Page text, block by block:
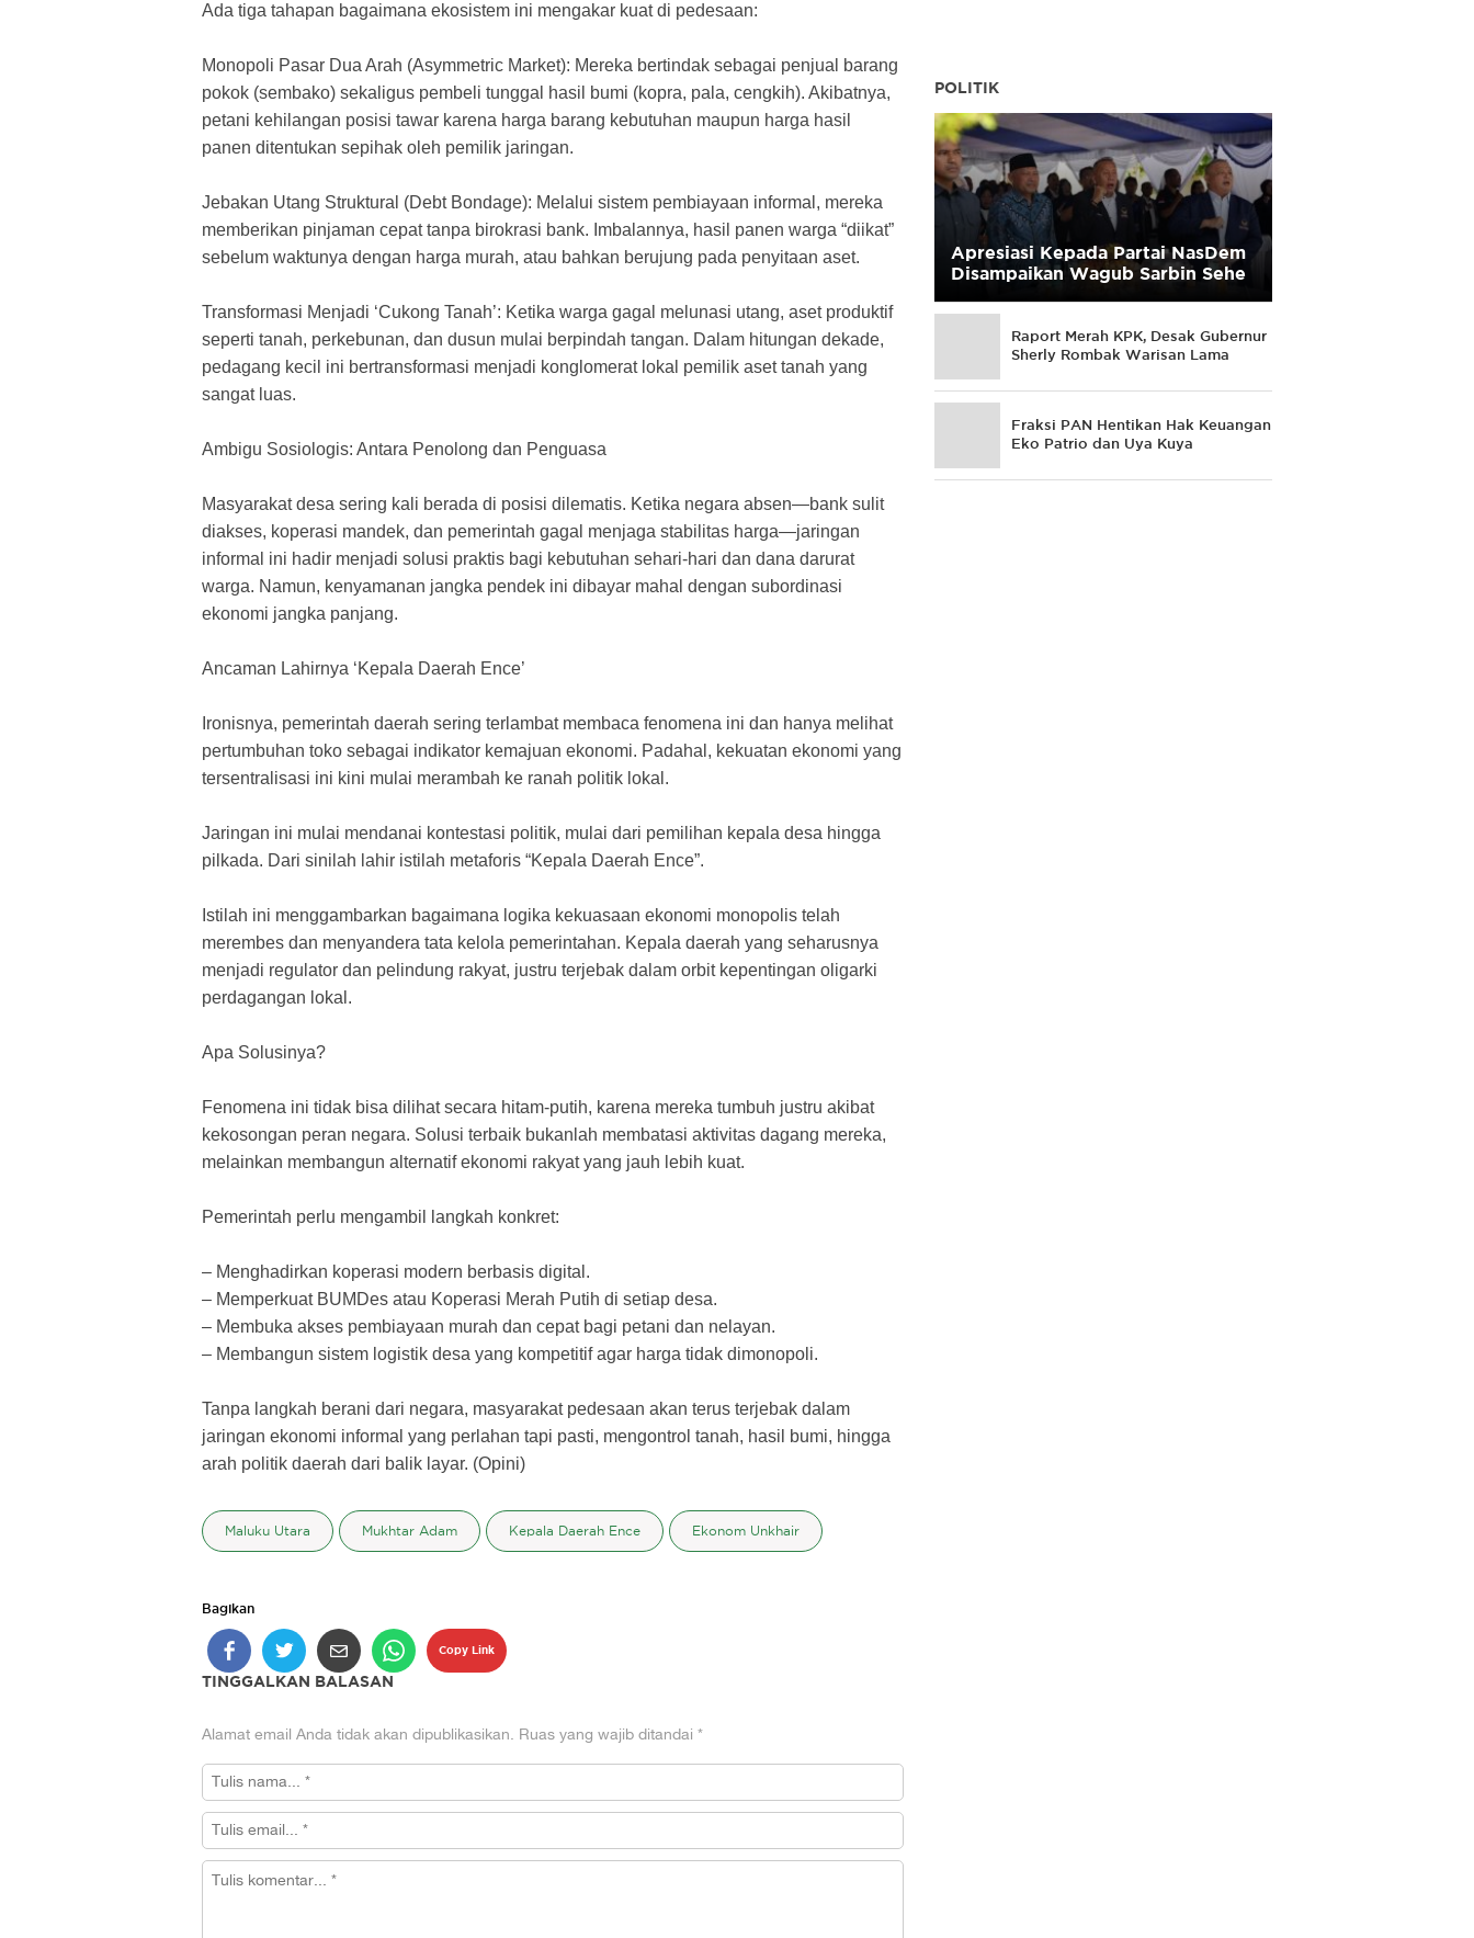
​Ada tiga tahapan bagaimana ekosistem ini mengakar kuat di pedesaan:
​Monopoli Pasar Dua Arah (Asymmetric Market): Mereka bertindak sebagai penjual barang
pokok (sembako) sekaligus pembeli tunggal hasil bumi (kopra, pala, cengkih). Akibatnya,
petani kehilangan posisi tawar karena harga barang kebutuhan maupun harga hasil
panen ditentukan sepihak oleh pemilik jaringan.
​Jebakan Utang Struktural (Debt Bondage): Melalui sistem pembiayaan informal, mereka
memberikan pinjaman cepat tanpa birokrasi bank. Imbalannya, hasil panen warga “diikat”
sebelum waktunya dengan harga murah, atau bahkan berujung pada penyitaan aset.
​Transformasi Menjadi ‘Cukong Tanah’: Ketika warga gagal melunasi utang, aset produktif
seperti tanah, perkebunan, dan dusun mulai berpindah tangan. Dalam hitungan dekade,
pedagang kecil ini bertransformasi menjadi konglomerat lokal pemilik aset tanah yang
sangat luas.
​Ambigu Sosiologis: Antara Penolong dan Penguasa
​Masyarakat desa sering kali berada di posisi dilematis. Ketika negara absen—bank sulit
diakses, koperasi mandek, dan pemerintah gagal menjaga stabilitas harga—jaringan
informal ini hadir menjadi solusi praktis bagi kebutuhan sehari-hari dan dana darurat
warga. Namun, kenyamanan jangka pendek ini dibayar mahal dengan subordinasi
ekonomi jangka panjang.
​Ancaman Lahirnya ‘Kepala Daerah Ence’
​Ironisnya, pemerintah daerah sering terlambat membaca fenomena ini dan hanya melihat
pertumbuhan toko sebagai indikator kemajuan ekonomi. Padahal, kekuatan ekonomi yang
tersentralisasi ini kini mulai merambah ke ranah politik lokal.
​Jaringan ini mulai mendanai kontestasi politik, mulai dari pemilihan kepala desa hingga
pilkada. Dari sinilah lahir istilah metaforis “Kepala Daerah Ence”.
​Istilah ini menggambarkan bagaimana logika kekuasaan ekonomi monopolis telah
merembes dan menyandera tata kelola pemerintahan. Kepala daerah yang seharusnya
menjadi regulator dan pelindung rakyat, justru terjebak dalam orbit kepentingan oligarki
perdagangan lokal.
​Apa Solusinya?
​Fenomena ini tidak bisa dilihat secara hitam-putih, karena mereka tumbuh justru akibat
kekosongan peran negara. Solusi terbaik bukanlah membatasi aktivitas dagang mereka,
melainkan membangun alternatif ekonomi rakyat yang jauh lebih kuat.
​Pemerintah perlu mengambil langkah konkret:
– ​Menghadirkan koperasi modern berbasis digital.
– ​Memperkuat BUMDes atau Koperasi Merah Putih di setiap desa.
– ​Membuka akses pembiayaan murah dan cepat bagi petani dan nelayan.
– ​Membangun sistem logistik desa yang kompetitif agar harga tidak dimonopoli.
​Tanpa langkah berani dari negara, masyarakat pedesaan akan terus terjebak dalam
jaringan ekonomi informal yang perlahan tapi pasti, mengontrol tanah, hasil bumi, hingga
arah politik daerah dari balik layar. (Opini)
Maluku Utara Mukhtar Adam Kepala Daerah Ence Ekonom Unkhair
Bagikan
Copy Link
TINGGALKAN BALASAN
Alamat email Anda tidak akan dipublikasikan. Ruas yang wajib ditandai *
POLITIK
Apresiasi Kepada Partai NasDem
Disampaikan Wagub Sarbin Sehe
Raport Merah KPK, Desak Gubernur
Sherly Rombak Warisan Lama
Fraksi PAN Hentikan Hak Keuangan
Eko Patrio dan Uya Kuya